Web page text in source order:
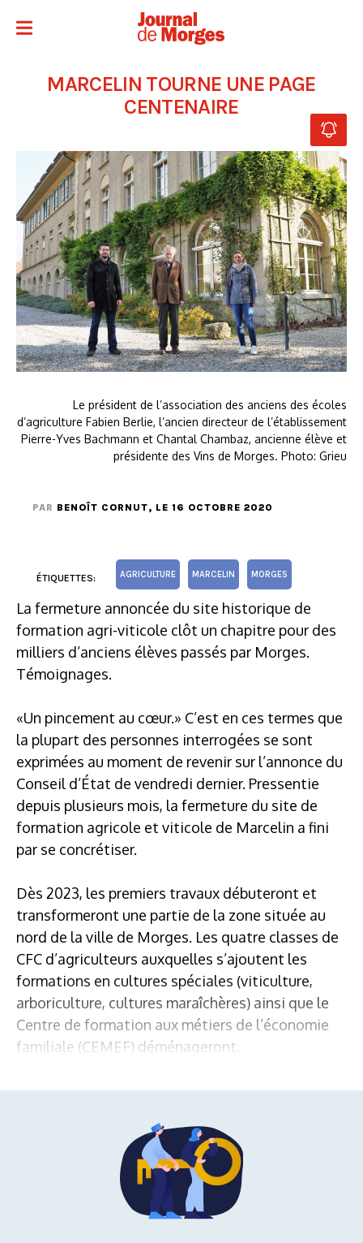
MARCELIN TOURNE UNE PAGE
CENTENAIRE
Le président de l’association des anciens des écoles
d’agriculture Fabien Berlie, l’ancien directeur de l’établissement
Pierre-Yves Bachmann et Chantal Chambaz, ancienne élève et
présidente des Vins de Morges. Photo: Grieu
PAR BENOÎT CORNUT, LE 16 OCTOBRE 2020
ÉTIQUETTES: AGRICULTURE MARCELIN MORGES
La fermeture annoncée du site historique de
formation agri-viticole clôt un chapitre pour des
milliers d’anciens élèves passés par Morges.
Témoignages.
«Un pincement au cœur.» C’est en ces termes que
la plupart des personnes interrogées se sont
exprimées au moment de revenir sur l’annonce du
Conseil d’État de vendredi dernier. Pressentie
depuis plusieurs mois, la fermeture du site de
formation agricole et viticole de Marcelin a fini
par se concrétiser.
Dès 2023, les premiers travaux débuteront et
transformeront une partie de la zone située au
nord de la ville de Morges. Les quatre classes de
CFC d’agriculteurs auxquelles s’ajoutent les
formations en cultures spéciales (viticulture,
arboriculture, cultures maraîchères) ainsi que le
Centre de formation aux métiers de l’économie
familiale (CEMEF) déménageront.